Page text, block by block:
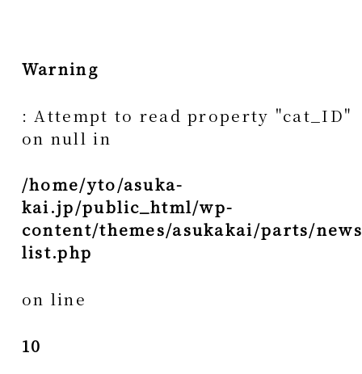
Warning
: Attempt to read property "cat_ID"
on null in
/home/yto/asuka-
kai.jp/public_html/wp-
content/themes/asukakai/parts/
list.php
on line
10